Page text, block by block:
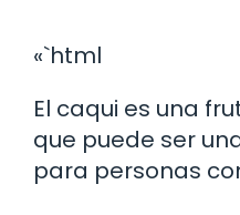
«`html
El caqui es una
que puede ser
para personas